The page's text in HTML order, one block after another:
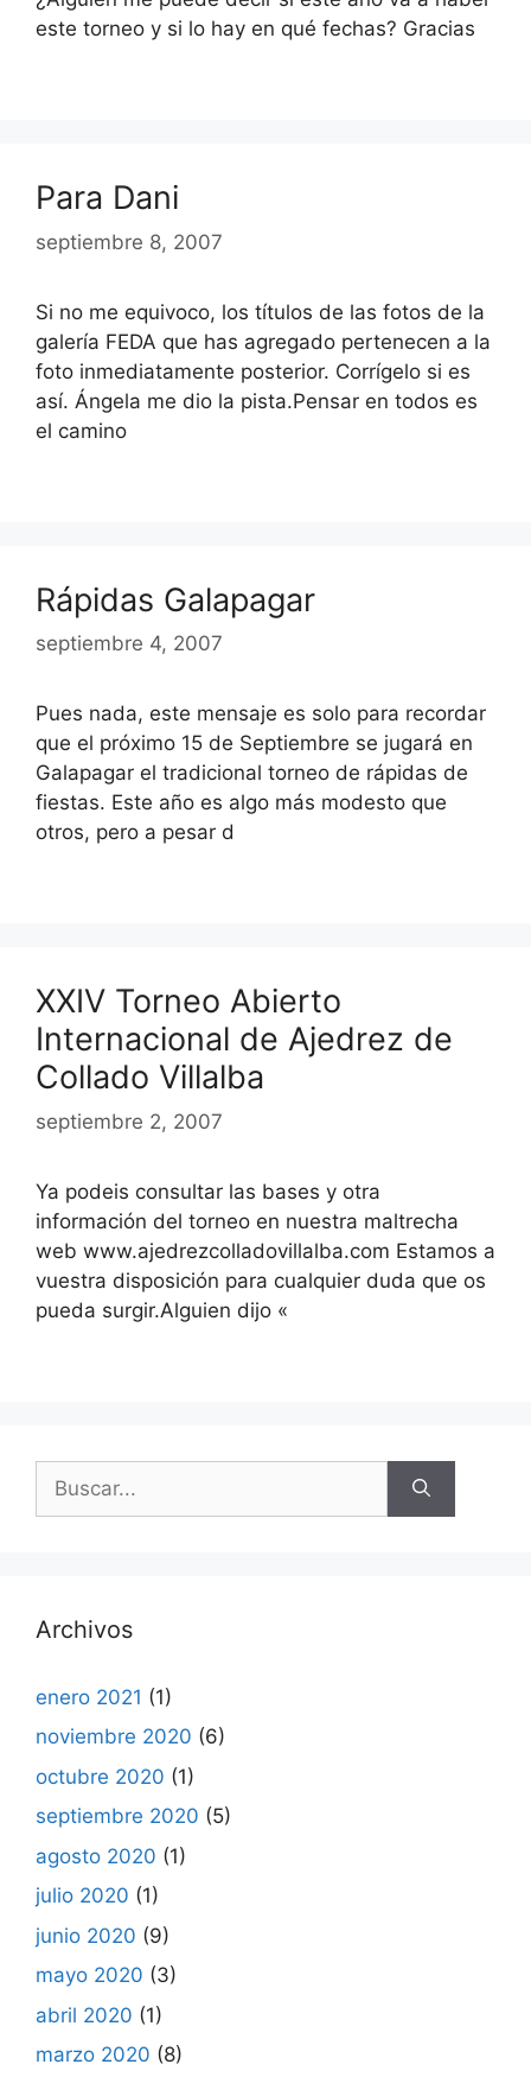
este torneo y si lo hay en qué fechas? Gracias
Para Dani
septiembre 8, 2007
Si no me equivoco, los títulos de las fotos de la
galería FEDA que has agregado pertenecen a la
foto inmediatamente posterior. Corrígelo si es
así. Ángela me dio la pista.Pensar en todos es
el camino
Rápidas Galapagar
septiembre 4, 2007
Pues nada, este mensaje es solo para recordar
que el próximo 15 de Septiembre se jugará en
Galapagar el tradicional torneo de rápidas de
fiestas. Este año es algo más modesto que
otros, pero a pesar d
XXIV Torneo Abierto
Internacional de Ajedrez de
Collado Villalba
septiembre 2, 2007
Ya podeis consultar las bases y otra
información del torneo en nuestra maltrecha
web www.ajedrezcolladovillalba.com Estamos a
vuestra disposición para cualquier duda que os
pueda surgir.Alguien dijo «
Archivos
enero 2021 (1)
noviembre 2020 (6)
octubre 2020 (1)
septiembre 2020 (5)
agosto 2020 (1)
julio 2020 (1)
junio 2020 (9)
mayo 2020 (3)
abril 2020 (1)
marzo 2020 (8)